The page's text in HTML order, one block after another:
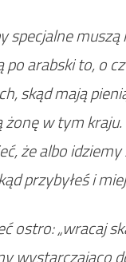
specjalne
po arabski to, o
skąd mają
żonę w tym
że albo
przybyłeś i
ostro: „wracaj
wystarczająco